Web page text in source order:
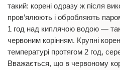
такий: корені одразу ж після
пров’ялюють і обробляють
1 год над киплячою водою —
червоним корінням. Крупні
температурі протягом 2 год,
Вважається, що в червоному